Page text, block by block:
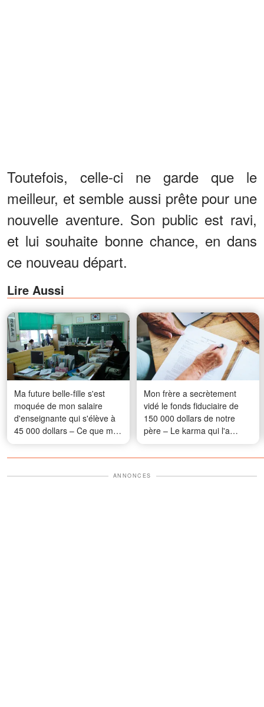
Toutefois, celle-ci ne garde que le
meilleur, et semble aussi prête pour une
nouvelle aventure. Son public est ravi,
et lui souhaite bonne chance, en dans
ce nouveau départ.
Lire Aussi
Ma future belle-fille s'est
moquée de mon salaire
d'enseignante qui s'élève à
45 000 dollars – Ce que mon
fils a fait ensuite a laissé tout
le monde sans voix
Mon frère a secrètement
vidé le fonds fiduciaire de
150 000 dollars de notre
père – Le karma qui l'a
frappé lors de la lecture du
testament a laissé tout le
ANNONCES